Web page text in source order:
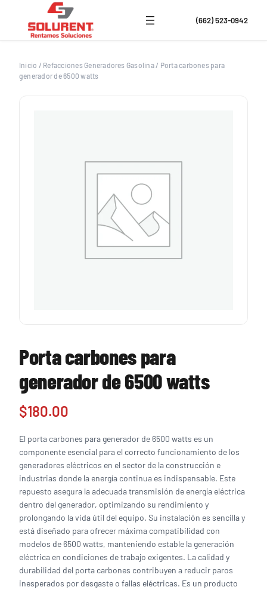
contenido
(662) 523-0942
Inicio / Refacciones Generadores Gasolina/ Porta carbones para
generador de 6500 watts
Porta carbones para
generador de 6500 watts
$180.00
El porta carbones para generador de 6500 watts es un
componente esencial para el correcto funcionamiento de los
generadores eléctricos en el sector de la construcción e
industrias donde la energía continua es indispensable. Este
repuesto asegura la adecuada transmisión de energía eléctrica
dentro del generador, optimizando su rendimiento y
prolongando la vida útil del equipo. Su instalación es sencilla y
está diseñado para ofrecer máxima compatibilidad con
modelos de 6500 watts, manteniendo estable la generación
eléctrica en condiciones de trabajo exigentes. La calidad y
durabilidad del porta carbones contribuyen a reducir paros
inesperados por desgaste o fallas eléctricas. Es un producto